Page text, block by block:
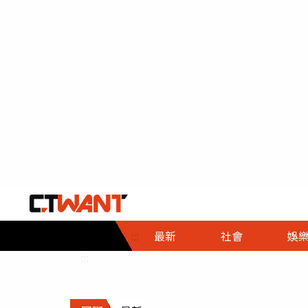
::: 最新 社會
社會首頁
時事
調查
娛樂
娛樂首頁
即時
財經首頁
熱線
政